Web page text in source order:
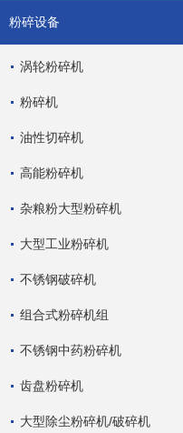
粉碎设备
涡轮粉碎机
粉碎机
油性切碎机
高能粉碎机
杂粮粉大型粉碎机
大型工业粉碎机
不锈钢破碎机
组合式粉碎机组
不锈钢中药粉碎机
齿盘粉碎机
大型除尘粉碎机/破碎机